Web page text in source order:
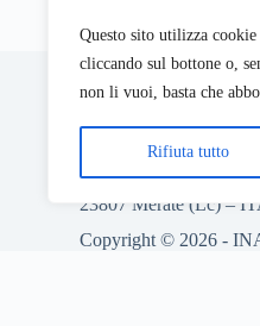
Questo sito utilizza
cliccando sul bottone o,
non li vuoi, basta che
Rifiuta tutto
INAF-Osservatorio
20121 Milano – ITALY
via E. Bianchi 46
23807 Merate (Lc) –
Copyright © 2026 -